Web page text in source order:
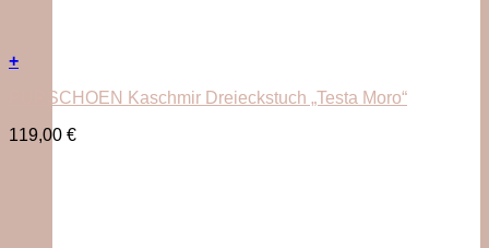
+
PURSCHOEN Kaschmir Dreieckstuch „Testa Moro“
119,00 €